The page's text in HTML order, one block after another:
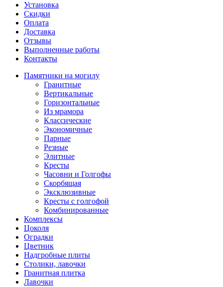
Установка
Скидки
Оплата
Доставка
Отзывы
Выполненные работы
Контакты
Памятники на могилу
Гранитные
Вертикальные
Горизонтальные
Из мрамора
Классические
Экономичные
Парные
Резные
Элитные
Кресты
Часовни и Голгофы
Скорбящая
Эксклюзивные
Кресты с голгофой
Комбинированные
Комплексы
Цоколя
Оградки
Цветник
Надгробные плиты
Столики, лавочки
Гранитная плитка
Лавочки